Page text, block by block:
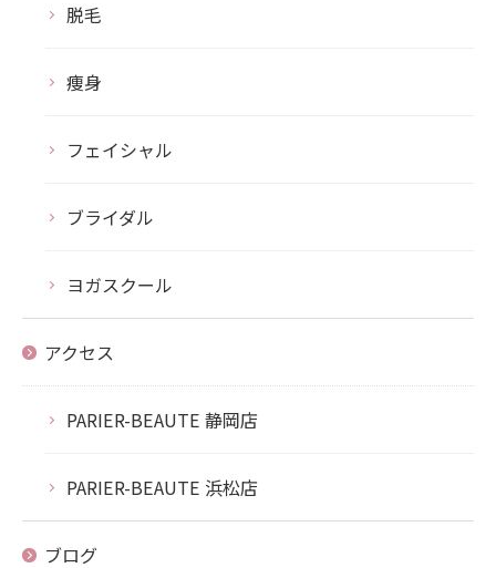
脱毛
痩身
フェイシャル
ブライダル
ヨガスクール
アクセス
PARIER-BEAUTE 静岡店
PARIER-BEAUTE 浜松店
ブログ